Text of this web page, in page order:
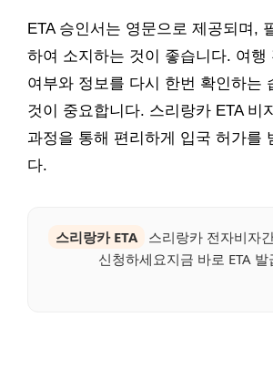
ETA 승인서는 영문으로 제공되며,
하여 소지하는 것이 좋습니다. 여행
여부와 정보를 다시 한번 확인하는
것이 중요합니다. 스리랑카 ETA 비
과정을 통해 편리하게 입국 허가를
다.
스리랑카 ETA
스리랑카 전자비자
신청하세요지금 바로 ETA 발